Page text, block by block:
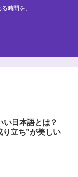
時間を。
い日本語とは？
立ち”が美しい